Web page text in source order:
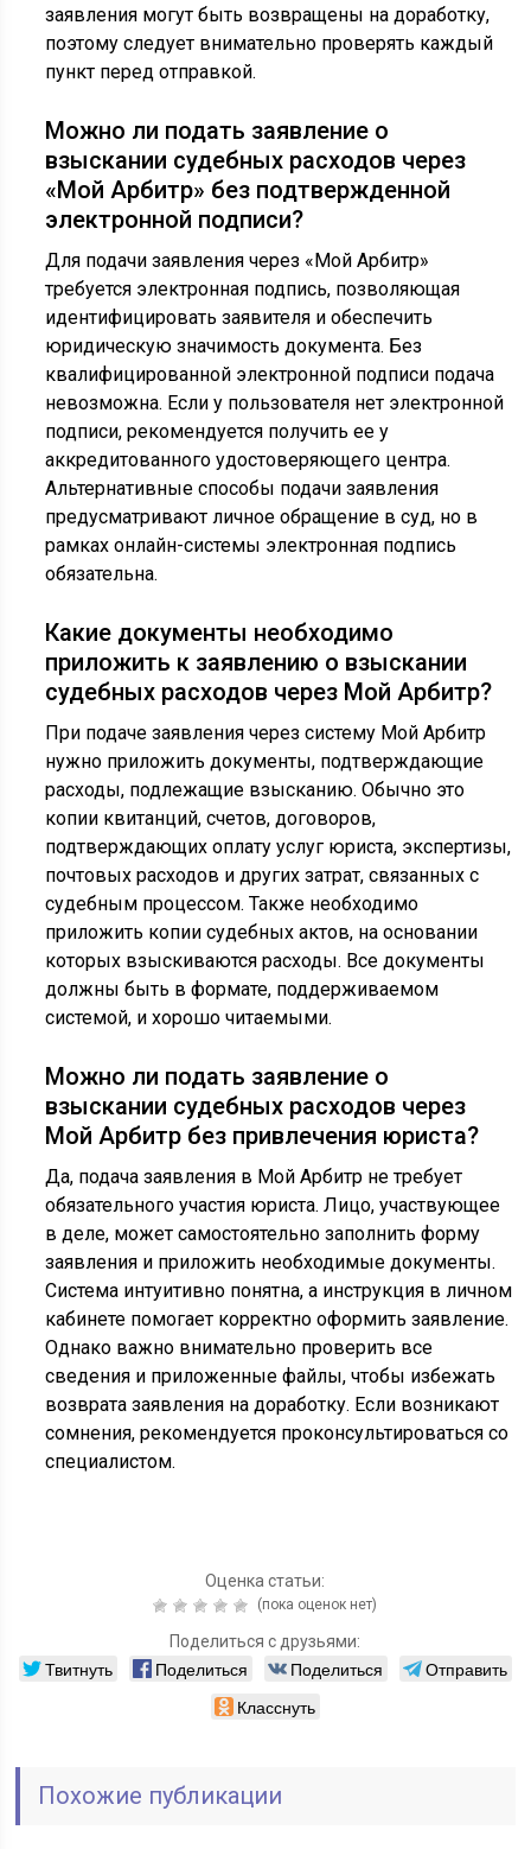
заявления могут быть возвращены на доработку,
поэтому следует внимательно проверять каждый
пункт перед отправкой.
Можно ли подать заявление о
взыскании судебных расходов через
«Мой Арбитр» без подтвержденной
электронной подписи?
Для подачи заявления через «Мой Арбитр»
требуется электронная подпись, позволяющая
идентифицировать заявителя и обеспечить
юридическую значимость документа. Без
квалифицированной электронной подписи подача
невозможна. Если у пользователя нет электронной
подписи, рекомендуется получить ее у
аккредитованного удостоверяющего центра.
Альтернативные способы подачи заявления
предусматривают личное обращение в суд, но в
рамках онлайн-системы электронная подпись
обязательна.
Какие документы необходимо
приложить к заявлению о взыскании
судебных расходов через Мой Арбитр?
При подаче заявления через систему Мой Арбитр
нужно приложить документы, подтверждающие
расходы, подлежащие взысканию. Обычно это
копии квитанций, счетов, договоров,
подтверждающих оплату услуг юриста, экспертизы,
почтовых расходов и других затрат, связанных с
судебным процессом. Также необходимо
приложить копии судебных актов, на основании
которых взыскиваются расходы. Все документы
должны быть в формате, поддерживаемом
системой, и хорошо читаемыми.
Можно ли подать заявление о
взыскании судебных расходов через
Мой Арбитр без привлечения юриста?
Да, подача заявления в Мой Арбитр не требует
обязательного участия юриста. Лицо, участвующее
в деле, может самостоятельно заполнить форму
заявления и приложить необходимые документы.
Система интуитивно понятна, а инструкция в личном
кабинете помогает корректно оформить заявление.
Однако важно внимательно проверить все
сведения и приложенные файлы, чтобы избежать
возврата заявления на доработку. Если возникают
сомнения, рекомендуется проконсультироваться со
специалистом.
Оценка статьи:
(пока оценок нет)
Поделиться с друзьями:
Твитнуть Поделиться Поделиться
Отправить
Класснуть
Похожие публикации